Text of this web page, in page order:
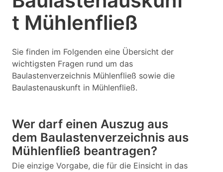
t Mühlenfließ
Sie finden im Folgenden eine Übersicht der
wichtigsten Fragen rund um das
Baulastenverzeichnis Mühlenfließ sowie die
Baulastenauskunft in Mühlenfließ.
Wer darf einen Auszug aus
dem Baulastenverzeichnis aus
Mühlenfließ beantragen?
Die einzige Vorgabe, die für die Einsicht in das